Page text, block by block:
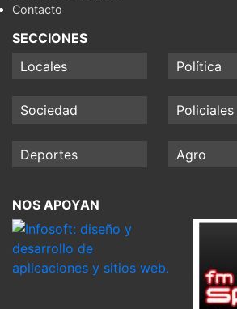
Contacto
SECCIONES
Locales
Política
Sociedad Policiales
Deportes Agro
NOS APOYAN